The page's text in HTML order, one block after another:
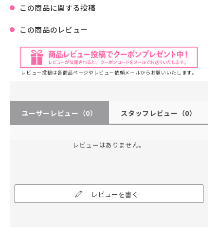
この商品に関する投稿
この商品のレビュー
レビュー投稿は各商品ページやレビュー依頼メールからお願いいたします。
ユーザーレビュー （0） スタッフレビュー （0）
レビューはありません。
レビューを書く